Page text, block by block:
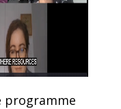
programme